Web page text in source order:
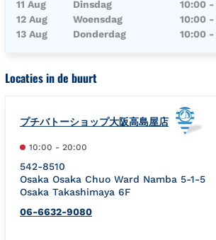
11 Aug
Dinsdag 10:00 -
12 Aug
Woensdag 10:00 -
13 Aug
Donderdag 10:00 -
Locaties in de buurt
プチバトーショップ大阪高島屋店
10:00 - 20:00
542-8510
Osaka Osaka Chuo Ward Namba 5-1-5
Osaka Takashimaya 6F
06-6632-9080